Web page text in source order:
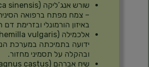
– צמח מפתח ברפואה
באיזון הורמונלי ובזרימת דם
ידועה בתמיכתה במערכת
ובהקלה על תסמיני מחזור.